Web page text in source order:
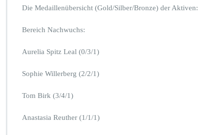
Die Medaillenübersicht (Gold/Silber/Bronze) der Aktiven:
Bereich Nachwuchs:
Aurelia Spitz Leal (0/3/1)
Sophie Willerberg (2/2/1)
Tom Birk (3/4/1)
Anastasia Reuther (1/1/1)